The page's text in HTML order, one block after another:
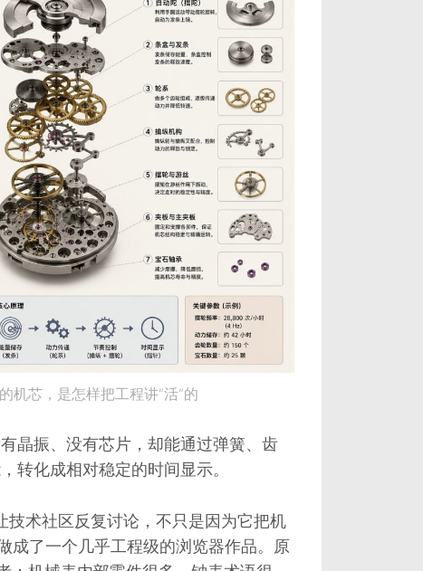
机芯，是怎样把工程讲“活”的
晶振、没有芯片，却能通过弹簧、齿
转化成相对稳定的时间显示。
技术社区反复讨论，不只是因为它把机
成了一个几乎工程级的浏览器作品。原